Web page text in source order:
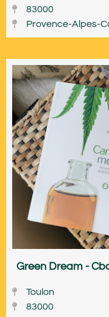
83000
Provence-Alpes-
Green Dream -
Toulon
83000